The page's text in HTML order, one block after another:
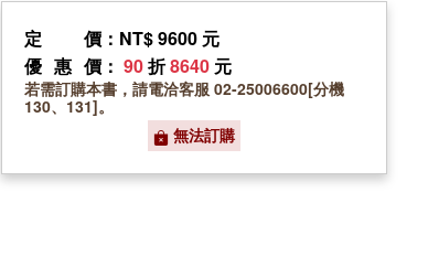
定價 ：NT$ 9600 元
優惠價 ： 90折8640 元
若需訂購本書，請電洽客服 02-25006600[分機
130、131]。
無法訂購